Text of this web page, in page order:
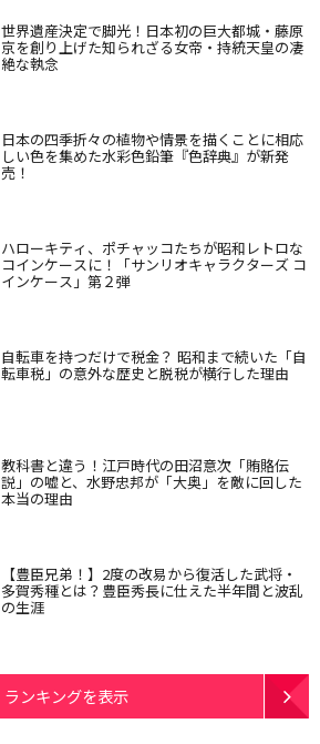
世界遺産決定で脚光！日本初の巨大都城・藤原
京を創り上げた知られざる女帝・持統天皇の凄
絶な執念
日本の四季折々の植物や情景を描くことに相応
しい色を集めた水彩色鉛筆『色辞典』が新発
売！
ハローキティ、ポチャッコたちが昭和レトロな
コインケースに！「サンリオキャラクターズ コ
インケース」第２弾
自転車を持つだけで税金？ 昭和まで続いた「自
転車税」の意外な歴史と脱税が横行した理由
教科書と違う！江戸時代の田沼意次「賄賂伝
説」の嘘と、水野忠邦が「大奥」を敵に回した
本当の理由
【豊臣兄弟！】2度の改易から復活した武将・
多賀秀種とは？豊臣秀長に仕えた半年間と波乱
の生涯
ランキングを表示